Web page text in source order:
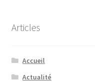
Articles
Accueil
Actualité